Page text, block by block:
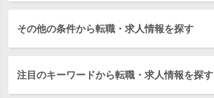
その他の条件から転職・求人情報を探す
注目のキーワードから転職・求人情報を探す